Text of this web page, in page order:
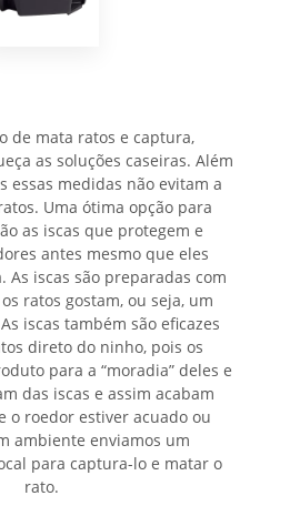
de mata ratos e captura,
as soluções caseiras. Além
essas medidas não evitam a
Uma ótima opção para
as iscas que protegem e
antes mesmo que eles
As iscas são preparadas com
ratos gostam, ou seja, um
iscas também são eficazes
direto do ninho, pois os
para a “moradia” deles e
das iscas e assim acabam
o roedor estiver acuado ou
ambiente enviamos um
para captura-lo e matar o
rato.